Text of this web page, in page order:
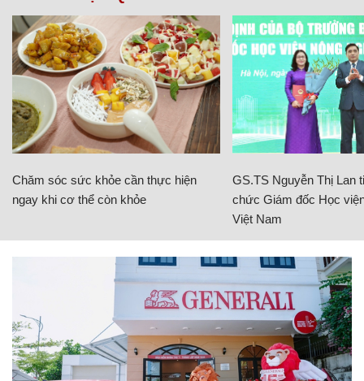
Chăm sóc sức khỏe cần thực hiện
ngay khi cơ thể còn khỏe
GS.TS Nguyễn Thị Lan
chức Giám đốc Học
Việt Nam